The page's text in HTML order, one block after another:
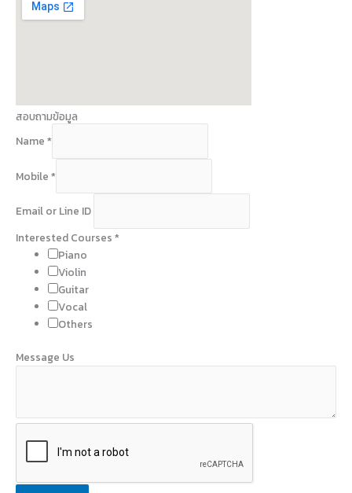
สอบถามข้อมูล
Name *
Mobile *
o
b
Email or Line ID
Interested Courses *
Piano
Violin
Guitar
Vocal
Others
Message Us